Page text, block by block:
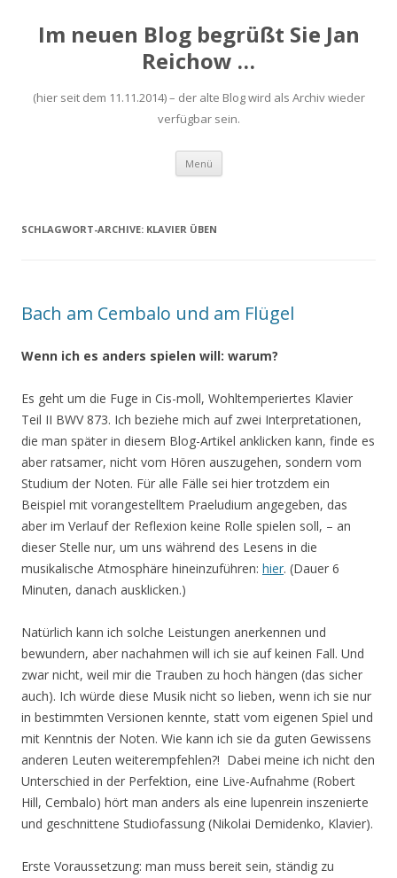
Im neuen Blog begrüßt Sie Jan
Reichow …
(hier seit dem 11.11.2014) – der alte Blog wird als Archiv wieder
verfügbar sein.
Menü Zum
springen
SCHLAGWORT-ARCHIVE: KLAVIER ÜBEN
Bach am Cembalo und am Flügel
Wenn ich es anders spielen will: warum?
Es geht um die Fuge in Cis-moll, Wohltemperiertes Klavier
Teil II BWV 873. Ich beziehe mich auf zwei Interpretationen,
die man später in diesem Blog-Artikel anklicken kann, finde es
aber ratsamer, nicht vom Hören auszugehen, sondern vom
Studium der Noten. Für alle Fälle sei hier trotzdem ein
Beispiel mit vorangestelltem Praeludium angegeben, das
aber im Verlauf der Reflexion keine Rolle spielen soll, – an
dieser Stelle nur, um uns während des Lesens in die
musikalische Atmosphäre hineinzuführen: hier. (Dauer 6
Minuten, danach ausklicken.)
Natürlich kann ich solche Leistungen anerkennen und
bewundern, aber nachahmen will ich sie auf keinen Fall. Und
zwar nicht, weil mir die Trauben zu hoch hängen (das sicher
auch). Ich würde diese Musik nicht so lieben, wenn ich sie nur
in bestimmten Versionen kennte, statt vom eigenen Spiel und
mit Kenntnis der Noten. Wie kann ich sie da guten Gewissens
anderen Leuten weiterempfehlen?! Dabei meine ich nicht den
Unterschied in der Perfektion, eine Live-Aufnahme (Robert
Hill, Cembalo) hört man anders als eine lupenrein inszenierte
und geschnittene Studiofassung (Nikolai Demidenko, Klavier).
Erste Voraussetzung: man muss bereit sein, ständig zu